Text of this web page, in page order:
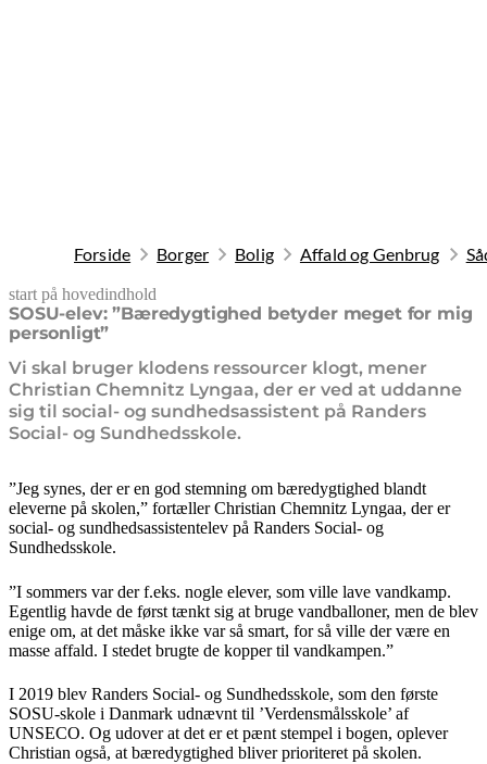
Forside Borger Bolig Affald og Genbrug
start på hovedindhold
SOSU-elev: ”Bæredygtighed betyder meget for mig
personligt”
Vi skal bruger klodens ressourcer klogt, mener
Christian Chemnitz Lyngaa, der er ved at uddanne
sig til social- og sundhedsassistent på Randers
Social- og Sundhedsskole.
senest opdateret 10. februar 2026
”Jeg synes, der er en god stemning om bæredygtighed blandt
eleverne på skolen,” fortæller Christian Chemnitz Lyngaa, der er
social- og sundhedsassistentelev på Randers Social- og
Sundhedsskole.
”I sommers var der f.eks. nogle elever, som ville lave vandkamp.
Egentlig havde de først tænkt sig at bruge vandballoner, men de blev
enige om, at det måske ikke var så smart, for så ville der være en
masse affald. I stedet brugte de kopper til vandkampen.”
I 2019 blev Randers Social- og Sundhedsskole, som den første
SOSU-skole i Danmark udnævnt til ’Verdensmålsskole’ af
UNSECO. Og udover at det er et pænt stempel i bogen, oplever
Christian også, at bæredygtighed bliver prioriteret på skolen.